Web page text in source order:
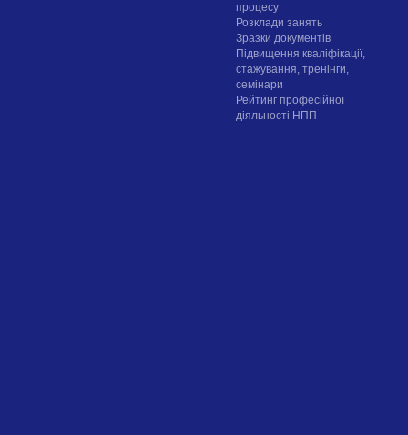
процесу
Розклади занять
Зразки документів
Підвищення кваліфікації,
стажування, тренінги,
семінари
Рейтинг професійної
діяльності НПП